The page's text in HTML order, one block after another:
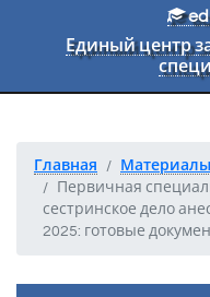
Перейти к основному тексту
Единый центр
Главная
Первичная
сестринское дело
2025: готовые